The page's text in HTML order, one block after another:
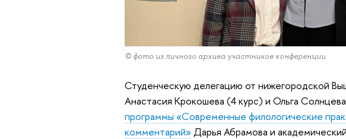
© фото из личного архива участников конференции
Студенческую делегацию от нижегородской
Анастасия Крокошева (4 курс) и Ольга
программы «Современные филологические
комментарий»Дарья Абрамова и